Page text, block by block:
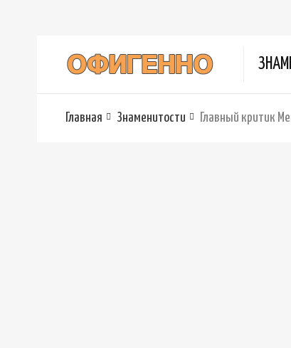
Главная Знаменитости Главный критик